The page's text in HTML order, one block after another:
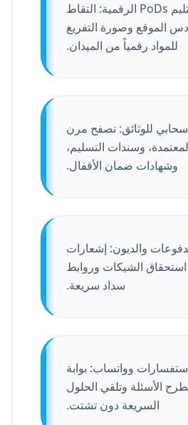
سندات الاستليم PoDs الرقمية: التقاط
الموقع وصورة التفريغ
للمواد رقمياً من الميدان.
للوثائق: تصفح مرن
وسندات التسليم،
وشهادات ضمان الأقفال.
والديون: إشعارات
استحقاق الشيكات وروابط
سداد سريعة.
وواتساب: بوابة
الأسئلة وتلقي الحلول
السريعة دون تشتت.